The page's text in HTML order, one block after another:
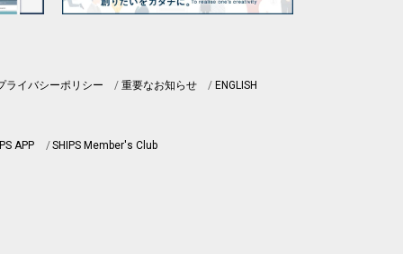
ライバシーポリシー 重要なお知らせ ENGLISH
APP SHIPS Member's Club